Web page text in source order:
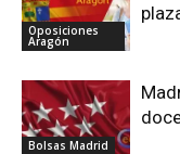
Oposiciones
Aragón
Bolsas Madrid